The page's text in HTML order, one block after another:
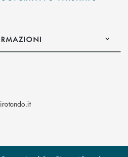
(si apre l’app di posta